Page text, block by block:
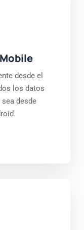
desde el
los datos
desde